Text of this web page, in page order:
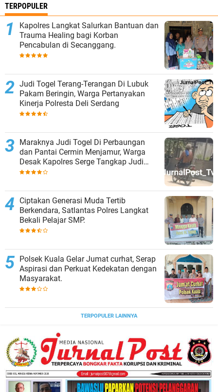
TERPOPULER
Kapolres Langkat Salurkan Bantuan dan
Trauma Healing bagi Korban
Pencabulan di Secanggang.
Judi Togel Terang-Terangan Di Lubuk
Pakam Beringin, Warga Pertanyakan
Kinerja Polresta Deli Serdang
Maraknya Judi Togel Di Perbaungan
dan Pantai Cermin Menjamur, Warga
Desak Kapolres Serge Tangkap Judi
Togel
Ciptakan Generasi Muda Tertib
Berkendara, Satlantas Polres Langkat
Bekali Pelajar SMP.
Polsek Kuala Gelar Jumat curhat, Serap
Aspirasi dan Perkuat Kedekatan dengan
Masyarakat.
TERPOPULER LAINNYA